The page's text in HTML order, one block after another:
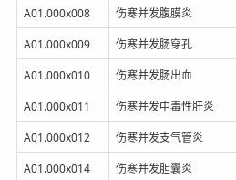
A01.000x008
伤寒并发腹膜炎
A01.000x009
伤寒并发肠穿孔
A01.000x010
伤寒并发肠出血
A01.000x011
伤寒并发中毒性肝炎
A01.000x012
伤寒并发支气管炎
A01.000x014
伤寒并发胆囊炎